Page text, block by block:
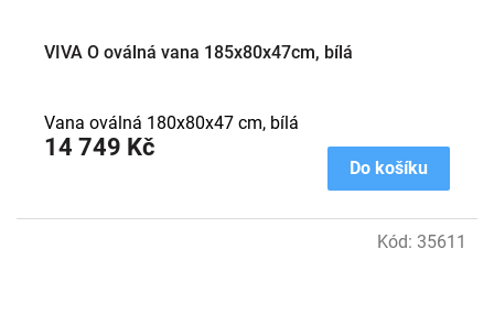
VIVA O oválná vana 185x80x47cm, bílá
14 749 Kč
Do košíku
Vana oválná 180x80x47 cm, bílá
Kód: 35611